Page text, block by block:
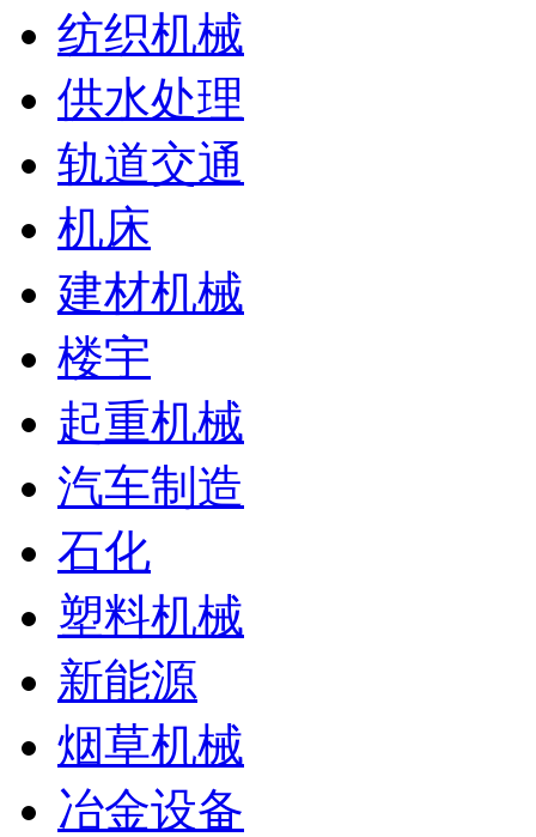
纺织机械
供水处理
轨道交通
机床
建材机械
楼宇
起重机械
汽车制造
石化
塑料机械
新能源
烟草机械
冶金设备